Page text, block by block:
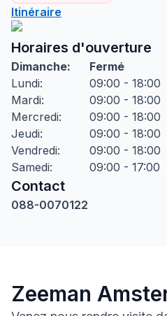
Itinéraire
Horaires d'ouverture
Dimanche:
Fermé
Lundi:
09:00 - 18:00
Mardi:
09:00 - 18:00
Mercredi:
09:00 - 18:00
Jeudi:
09:00 - 18:00
Vendredi:
09:00 - 18:00
Samedi: 09:00 - 17:00
Contact
088-0070122
Zeeman